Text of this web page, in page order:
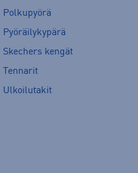
Polkupyörä
Pyöräilykypärä
Skechers kengät
Tennarit
Ulkoilutakit